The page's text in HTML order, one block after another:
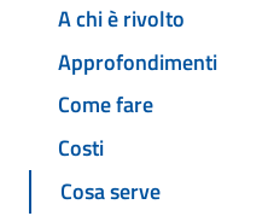
A chi è rivolto
Approfondimenti
Come fare
Costi
Cosa serve